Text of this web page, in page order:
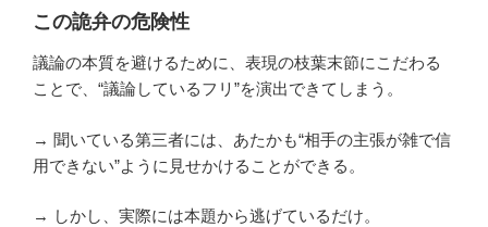
この詭弁の危険性
議論の本質を避けるために、表現の枝葉末節にこだわる
ことで、“議論しているフリ”を演出できてしまう。
→ 聞いている第三者には、あたかも“相手の主張が雑で信
用できない”ように見せかけることができる。
→ しかし、実際には本題から逃げているだけ。